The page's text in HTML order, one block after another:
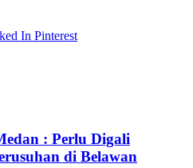
In Pinterest
: Perlu Digali
di Belawan